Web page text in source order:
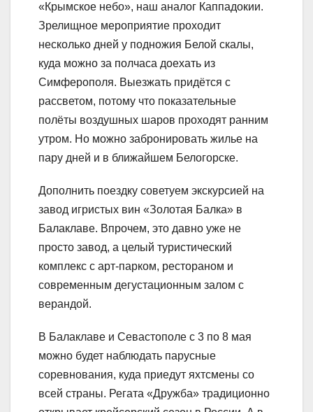
«Крымское небо», наш аналог Каппадокии.
Зрелищное мероприятие проходит
несколько дней у подножия Белой скалы,
куда можно за полчаса доехать из
Симферополя. Выезжать придётся с
рассветом, потому что показательные
полёты воздушных шаров проходят ранним
утром. Но можно забронировать жилье на
пару дней и в ближайшем Белогорске.
Дополнить поездку советуем экскурсией на
завод игристых вин «Золотая Балка» в
Балаклаве. Впрочем, это давно уже не
просто завод, а целый туристический
комплекс с арт-парком, рестораном и
современным дегустационным залом с
верандой.
В Балаклаве и Севастополе с 3 по 8 мая
можно будет наблюдать парусные
соревнования, куда приедут яхтсмены со
всей страны. Регата «Дружба» традиционно